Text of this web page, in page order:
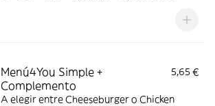
Menú4You Simple +
Complemento
5,65 €
A elegir entre Cheeseburger o Chicken